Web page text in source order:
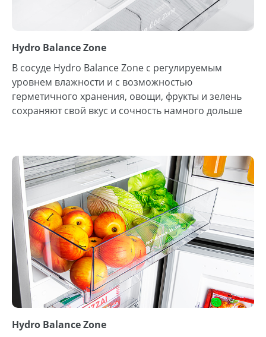
Hydro Balance Zone
В сосуде Hydro Balance Zone с регулируемым
уровнем влажности и с возможностью
герметичного хранения, овощи, фрукты и зелень
сохраняют свой вкус и сочность намного дольше
Hydro Balance Zone